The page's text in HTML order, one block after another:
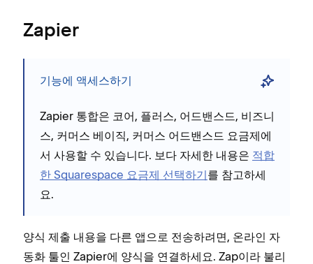
Zapier
기능에 액세스하기
Zapier 통합은 코어, 플러스, 어드밴스드, 비즈니
스, 커머스 베이직, 커머스 어드밴스드 요금제에
서 사용할 수 있습니다. 보다 자세한 내용은 적합
한 Squarespace 요금제 선택하기를 참고하세
요.
양식 제출 내용을 다른 앱으로 전송하려면, 온라인 자
동화 툴인 Zapier에 양식을 연결하세요. Zap이라 불리